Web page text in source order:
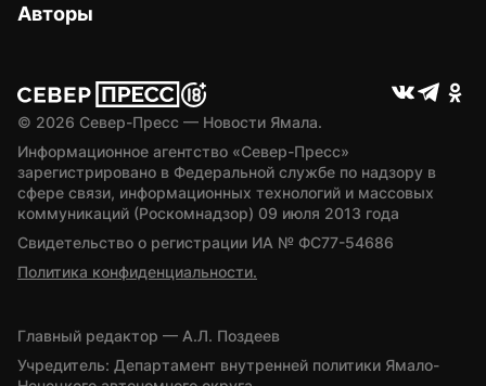
Авторы
© 2026 Север-Пресс — Новости Ямала.
Информационное агентство «Север-Пресс»
зарегистрировано в Федеральной службе по надзору в
сфере связи, информационных технологий и массовых
коммуникаций (Роскомнадзор) 09 июля 2013 года
Свидетельство о регистрации ИА № ФС77-54686
Политика конфиденциальности.
Главный редактор — А.Л. Поздеев
Учредитель: Департамент внутренней политики Ямало-